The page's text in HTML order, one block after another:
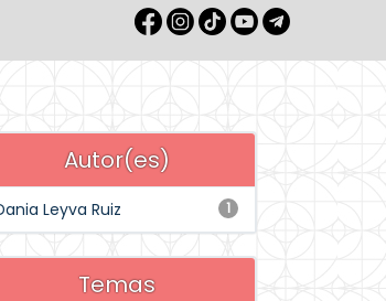
Autor(es)
1
Leyva Ruiz
Temas